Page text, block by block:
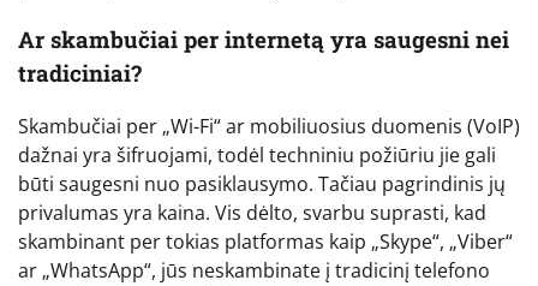
Ar skambučiai per internetą yra saugesni nei
tradiciniai?
Skambučiai per „Wi-Fi“ ar mobiliuosius duomenis (VoIP)
dažnai yra šifruojami, todėl techniniu požiūriu jie gali
būti saugesni nuo pasiklausymo. Tačiau pagrindinis jų
privalumas yra kaina. Vis dėlto, svarbu suprasti, kad
skambinant per tokias platformas kaip „Skype“, „Viber“
ar „WhatsApp“, jūs neskambinate į tradicinį telefono